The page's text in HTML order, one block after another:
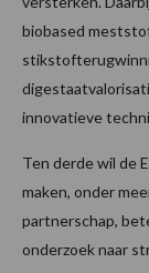
biobased
innovatieve
Ten derde wil de
maken, onder
partnerschap,
onderzoek naar